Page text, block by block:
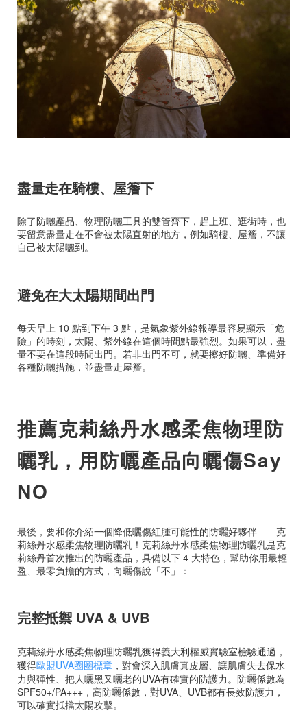
盡量走在騎樓、屋簷下
除了防曬產品、物理防曬工具的雙管齊下，趕上班、逛街時，也
要留意盡量走在不會被太陽直射的地方，例如騎樓、屋簷，不讓
自己被太陽曬到。
避免在大太陽期間出門
每天早上 10 點到下午 3 點，是氣象紫外線報導最容易顯示「危
險」的時刻，太陽、紫外線在這個時間點最強烈。如果可以，盡
量不要在這段時間出門。若非出門不可，就要擦好防曬、準備好
各種防曬措施，並盡量走屋簷。
推薦克莉絲丹水感柔焦物理防
曬乳，用防曬產品向曬傷Say
NO
最後，要和你介紹一個降低曬傷紅腫可能性的防曬好夥伴——克
莉絲丹水感柔焦物理防曬乳！克莉絲丹水感柔焦物理防曬乳是克
莉絲丹首次推出的防曬產品，具備以下 4 大特色，幫助你用最輕
盈、最零負擔的方式，向曬傷說「不」：
完整抵禦 UVA & UVB
克莉絲丹水感柔焦物理防曬乳獲得義大利權威實驗室檢驗通過，
獲得歐盟UVA圈圈標章 ，對會深入肌膚真皮層、讓肌膚失去保水
力與彈性、把人曬黑又曬老的UVA有確實的防護力。防曬係數為
SPF50+/PA+++，高防曬係數，對UVA、UVB都有長效防護力，
可以確實抵擋太陽攻擊。